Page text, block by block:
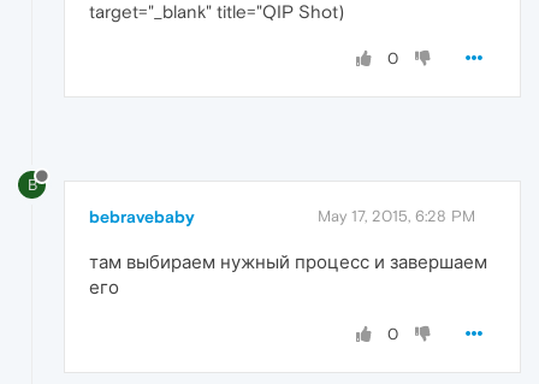
target="_blank" title="QIP Shot)
0
B
bebravebaby May 17, 2015, 6:28 PM
там выбираем нужный процесс и завершаем
его
0